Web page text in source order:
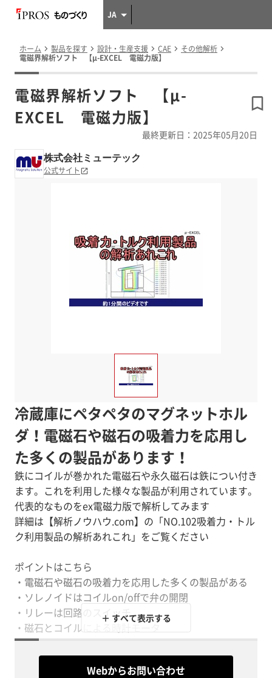
JA
ホーム 製品を探す 設計・生産支援 CAE
その他解析
電磁界解析ソフト 【μ-EXCEL 電磁力版】
電磁界解析ソフト 【μ-
EXCEL 電磁力版】
最終更新日：2025年05月20日
冷蔵庫にペタペタのマグネットホル
ダ！電磁石や磁石の吸着力を応用し
た多くの製品があります！
鉄にコイルが巻かれた電磁石や永久磁石は鉄につい付き
ます。これを利用した様々な製品が利用されています。
代表的なものをex電磁力版で解析してみます
詳細は【解析ノウハウ.com】の「NO.102吸着力・トル
ク利用製品の解析あれこれ」をご覧ください
ポイントはこちら
・電磁石や磁石の吸着力を応用した多くの製品がある
・ソレノイドはコイルon/offで弁の開閉
・リレーは回路のスイッチ
・磁石とコイルによる時計モータ
・冷蔵庫にペタペタのマグネットホルダ
・２次元解析では厚みで換算
＋ すべて表示する
Webからお問い合わせ
株式会社ミューテック
公式サイト